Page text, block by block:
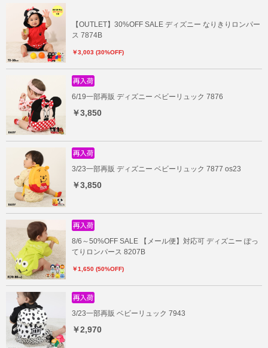
【OUTLET】30%OFF SALE ディズニー なりきりロンパー
ス 7874B
￥3,003 (30%OFF)
6/19一部再販 ディズニー ベビーリュック 7876
￥3,850
3/23一部再販 ディズニー ベビーリュック 7877 os23
￥3,850
8/6～50%OFF SALE 【メール便】対応可 ディズニー ぽっ
てりロンパース 8207B
￥1,650 (50%OFF)
3/23一部再販 ベビーリュック 7943
￥2,970